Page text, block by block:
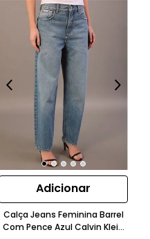
Adicionar
Calça Jeans Feminina Barrel
Com Pence Azul Calvin Klein